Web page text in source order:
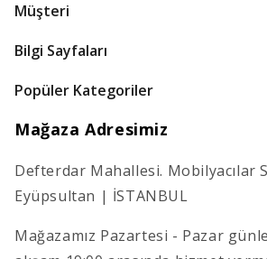
Müşteri
Bilgi Sayfaları
Popüler Kategoriler
Mağaza Adresimiz
Defterdar Mahallesi. Mobilyacılar
Eyüpsultan | İSTANBUL
Mağazamız Pazartesi - Pazar